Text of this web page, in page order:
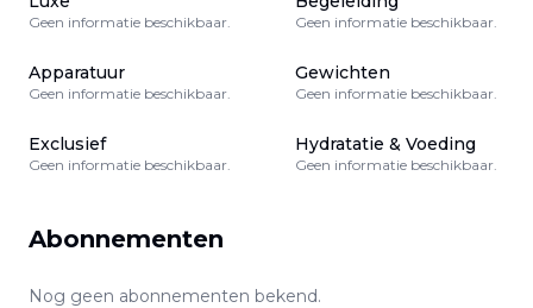
Geen informatie beschikbaar. Geen informatie beschikbaar.
Apparatuur
Geen informatie beschikbaar.
Gewichten
Geen informatie beschikbaar.
Exclusief
Geen informatie beschikbaar.
Hydratatie & Voeding
Geen informatie beschikbaar.
Abonnementen
Nog geen abonnementen bekend.